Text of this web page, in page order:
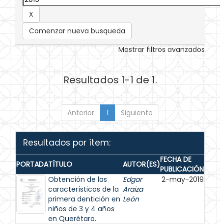
Comenzar nueva busqueda
Mostrar filtros avanzados
Resultados 1-1 de 1.
Anterior 1 Siguiente
Resultados por ítem:
PORTADATÍTULO AUTOR(ES)FECHA DE
PUBLICACIÓN
Obtención de las
características de la
primera dentición en
niños de 3 y 4 años
en Querétaro.
Edgar
Araiza
León
2-may-2019